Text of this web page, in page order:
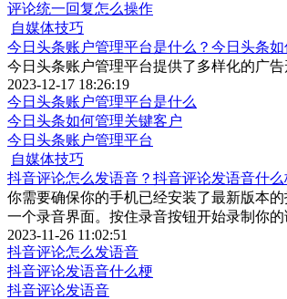
评论统一回复怎么操作
自媒体技巧
今日头条账户管理平台是什么？今日头条如
今日头条账户管理平台提供了多样化的广
2023-12-17 18:26:19
今日头条账户管理平台是什么
今日头条如何管理关键客户
今日头条账户管理平台
自媒体技巧
抖音评论怎么发语音？抖音评论发语音什么
你需要确保你的手机已经安装了最新版本
一个录音界面。按住录音按钮开始录制你的
2023-11-26 11:02:51
抖音评论怎么发语音
抖音评论发语音什么梗
抖音评论发语音